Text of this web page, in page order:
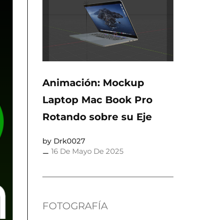
Animación: Mockup
Laptop Mac Book Pro
Rotando sobre su Eje
Drk0027
16 De Mayo De 2025
FOTOGRAFÍA